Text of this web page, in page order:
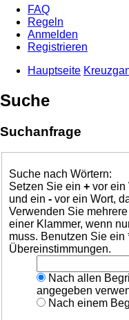
FAQ
Regeln
Anmelden
Registrieren
Hauptseite
Suche
Suchanfrage
Suche nach Wörtern:
Setzen Sie ein + vor ein
und ein - vor ein Wort,
Verwenden Sie
einer Klammer, wenn
muss. Benutzen Sie
Übereinstimmungen.
Nach allen
angegeben
Nach einem